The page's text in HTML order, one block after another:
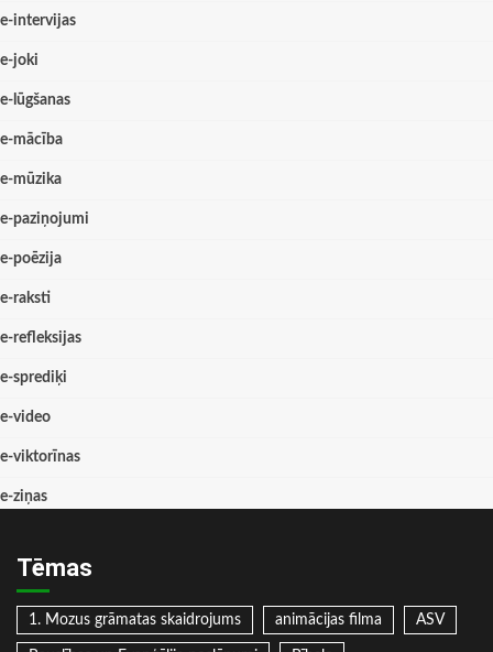
e-intervijas
e-joki
e-lūgšanas
e-mācība
e-mūzika
e-paziņojumi
e-poēzija
e-raksti
e-refleksijas
e-sprediķi
e-video
e-viktorīnas
e-ziņas
Tēmas
1. Mozus grāmatas skaidrojums animācijas filma ASV